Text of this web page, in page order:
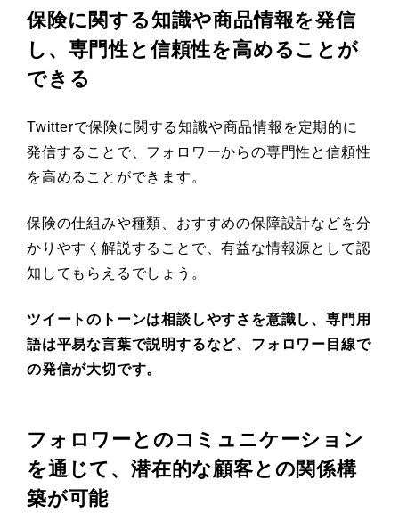
保険に関する知識や商品情報を発信
し、専門性と信頼性を高めることが
できる
Twitterで保険に関する知識や商品情報を定期的に
発信することで、フォロワーからの専門性と信頼性
を高めることができます。
保険の仕組みや種類、おすすめの保障設計などを分
かりやすく解説することで、有益な情報源として認
知してもらえるでしょう。
ツイートのトーンは相談しやすさを意識し、専門用
語は平易な言葉で説明するなど、フォロワー目線で
の発信が大切です。
フォロワーとのコミュニケーション
を通じて、潜在的な顧客との関係構
築が可能